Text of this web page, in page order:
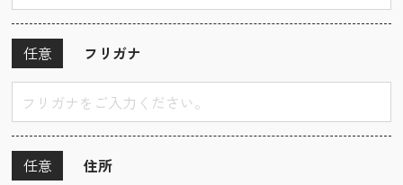
フリガナ
任意
住所
任意